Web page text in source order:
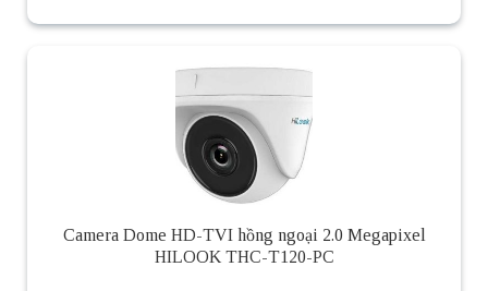
Camera Dome HD-TVI hồng ngoại 2.0 Megapixel
HILOOK THC-T120-PC